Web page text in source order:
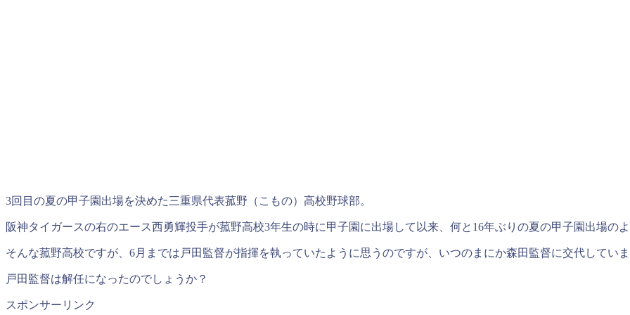
3回目の夏の甲子園出場を決めた三重県代表菰野（こもの）高校野球部。
阪神タイガースの右のエース西勇輝投手が菰野高校3年生の時に甲子園に出場して以来、何と16年ぶりの夏の甲子園出場のよ
そんな菰野高校ですが、6月までは戸田監督が指揮を執っていたように思うのですが、いつのまにか森田監督に交代していま
戸田監督は解任になったのでしょうか？
スポンサーリンク